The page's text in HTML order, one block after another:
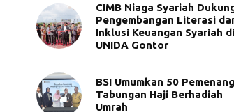
CIMB Niaga Syariah
Pengembangan Literasi
Inklusi Keuangan Syariah di
UNIDA Gontor
BSI Umumkan 50 Pemenang
Tabungan Haji Berhadiah
Umrah